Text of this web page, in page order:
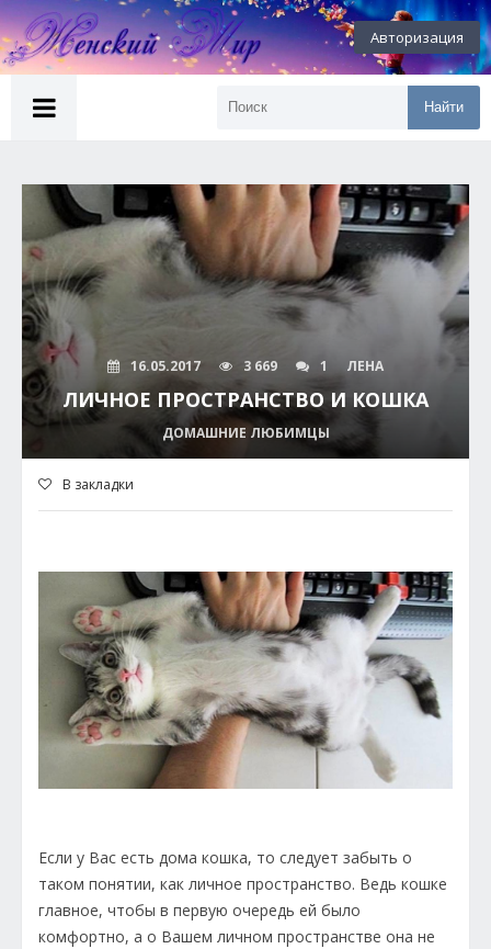
Авторизация
Найти
16.05.2017 3 669 1 ЛЕНА
ЛИЧНОЕ ПРОСТРАНСТВО И КОШКА
ДОМАШНИЕ ЛЮБИМЦЫ
В закладки
Если у Вас есть дома кошка, то следует забыть о
таком понятии, как личное пространство. Ведь кошке
главное, чтобы в первую очередь ей было
комфортно, а о Вашем личном пространстве она не